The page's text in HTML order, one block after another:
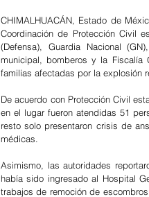
CHIMALHUACÁN, Estado de
Coordinación de Protección Civil
(Defensa), Guardia Nacional
municipal, bomberos y la Fiscalía
familias afectadas por la explosión
De acuerdo con Protección Civil
en el lugar fueron atendidas 51
resto solo presentaron crisis de
médicas.
Asimismo, las autoridades
había sido ingresado al Hospital
trabajos de remoción de